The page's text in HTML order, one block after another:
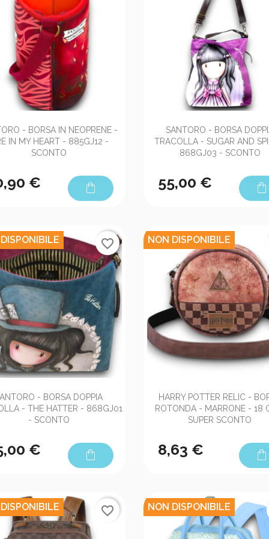
Anteprima
- BORSA IN NEOPRENE -
IN MY HEART - 885GJ12 -
SCONTO
€ shopping_bag
Anteprima
SANTORO - BORSA
TRACOLLA - SUGAR AND
868GJ03 - SCONTO
55,00 € shopping_bag
Anteprima
- BORSA DOPPIA
- THE HATTER - 868GJ01
- SCONTO
€ shopping_bag
favorite_border
Anteprima
HARRY POTTER RELIC -
ROTONDA - MARRONE - 18
SUPER SCONTO
8,63 € shopping_bag
NON DISPONIBILE
favorite_border NON DISPONIBILE